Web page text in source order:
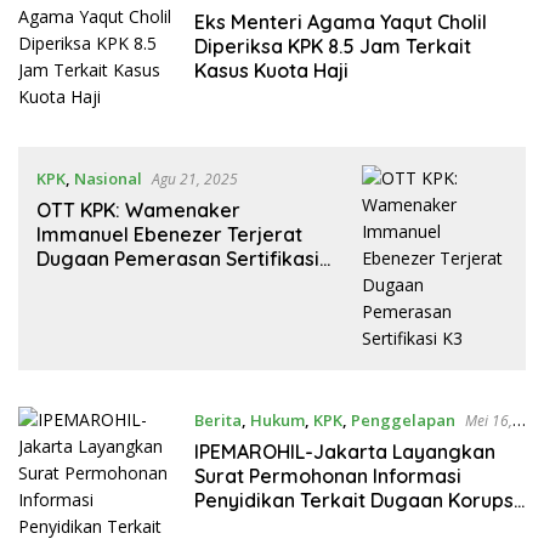
Eks Menteri Agama Yaqut Cholil
Diperiksa KPK 8.5 Jam Terkait
Kasus Kuota Haji
KPK, Nasional Agu 21, 2025
OTT KPK: Wamenaker
Immanuel Ebenezer Terjerat
Dugaan Pemerasan Sertifikasi
Berita, Hukum, KPK, Penggelapan Mei 16,
2025
IPEMAROHIL-Jakarta Layangkan
Surat Permohonan Informasi
Penyidikan Terkait Dugaan Korupsi